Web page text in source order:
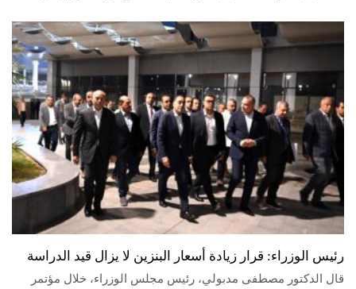
رئيس الوزراء: قرار زيادة أسعار البنزين لا يزال قيد الدراسة
قال الدكتور مصطفى مدبولي، رئيس مجلس الوزراء، خلال مؤتمر